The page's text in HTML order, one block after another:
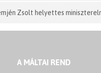
Zsolt helyettes
A MÁLTAI REND